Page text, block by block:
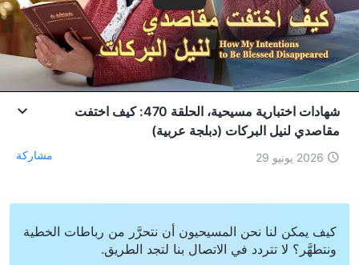
شهادات اختبارية مسيحية، الحلقة 470: كيف اختفت
مقاصدي لنيل البركات (دبلجة عربية)
2026 يونيو 29 مشاركة
كيف يمكن لنا نحن المسيحيون أن نتحرَّر من رباطات الخطية
ونتطهَّر؟ لا تتردد في الاتصال بنا لتجد الطريق.